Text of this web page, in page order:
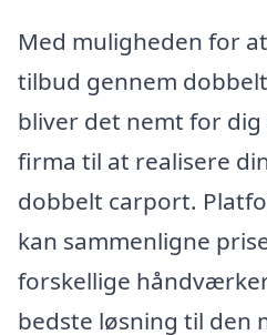
Med muligheden for
tilbud gennem
bliver det nemt for
firma til at realisere
dobbelt carport.
kan sammenligne
forskellige
bedste løsning til den